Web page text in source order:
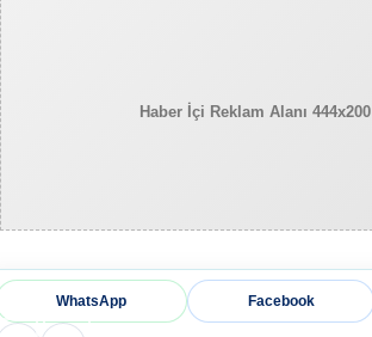
Haber İçi Reklam Alanı 444x200
WhatsApp Facebook